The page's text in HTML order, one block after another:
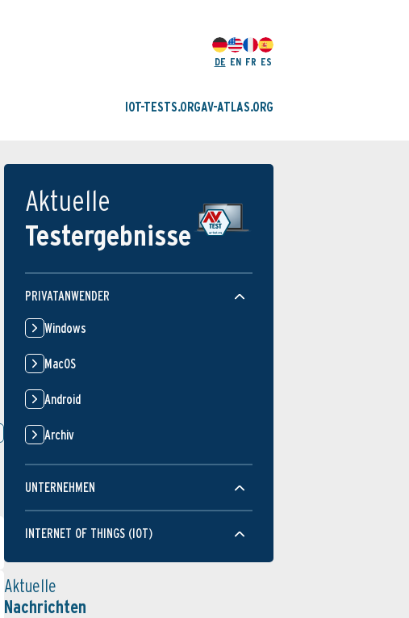
DE EN FR ES
IOT-TESTS.ORGAV-ATLAS.ORG
Aktuelle
Testergebnisse
PRIVATANWENDER
Windows
MacOS
Android
Archiv
UNTERNEHMEN
INTERNET OF THINGS (IOT)
Aktuelle
Nachrichten